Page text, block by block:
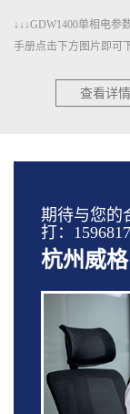
↓↓↓GDW1206A直流电
手册点击下方图片即可
查看详情
期待与您的
打：
杭州威